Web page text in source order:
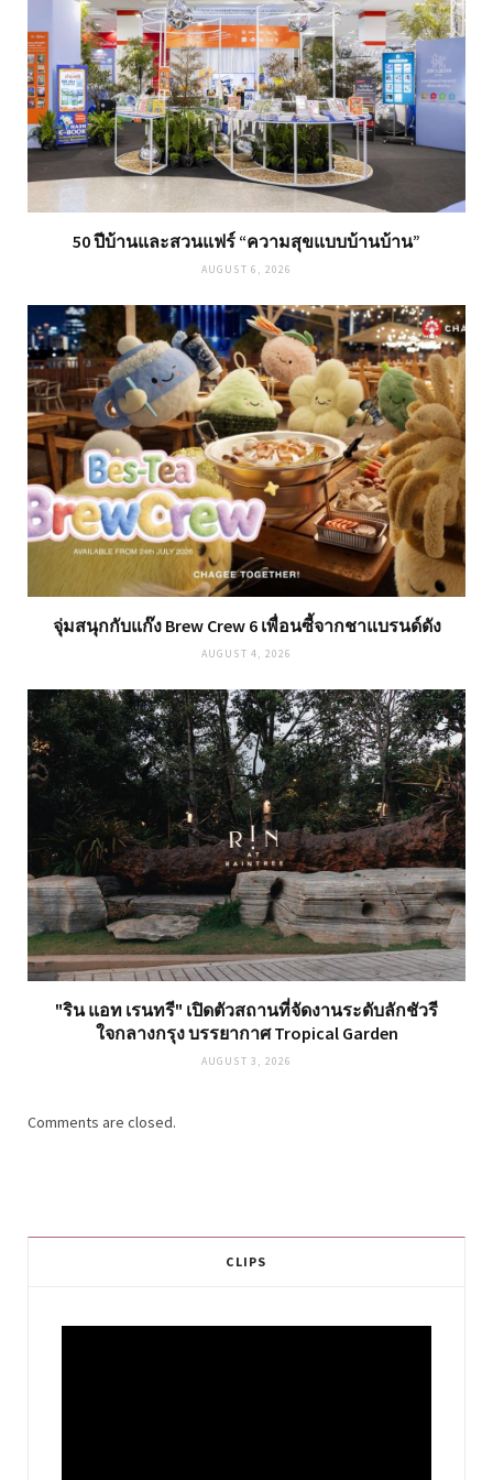
50 ปีบ้านและสวนแฟร์ “ความสุขแบบบ้านบ้าน”
AUGUST 6, 2026
จุ่มสนุกกับแก๊ง Brew Crew 6 เพื่อนซี้จากชาแบรนด์ดัง
AUGUST 4, 2026
"ริน แอท เรนทรี" เปิดตัวสถานที่จัดงานระดับลักชัวรี
ใจกลางกรุง บรรยากาศ Tropical Garden
AUGUST 3, 2026
Comments are closed.
CLIPS